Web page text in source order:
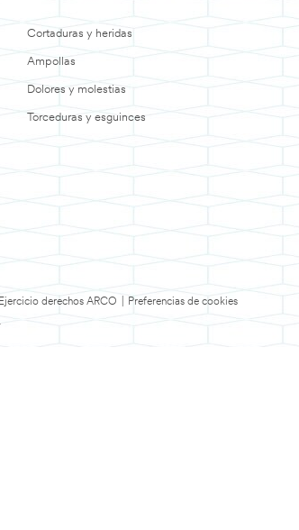
Cortaduras y heridas
Ampollas
Dolores y molestias
Torceduras y esguinces
derechos ARCO
Preferencias de cookies